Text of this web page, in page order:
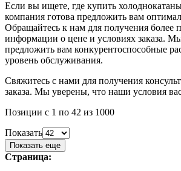
Если вы ищете, где купить
компания готова предложить вам
Обращайтесь к нам для получения более
информации о цене и условиях заказа.
предложить вам конкурентоспособные
уровень обслуживания.
Свяжитесь с нами для получения
заказа. Мы уверены, что наши условия
Позиции с 1 по 42 из 1000
Показать
Показать еще
Страница: